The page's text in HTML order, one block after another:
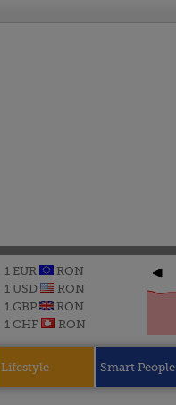
1 EUR
RON
1 USD
RON
1 GBP
RON
1 CHF
RON
Lifestyle Smart People